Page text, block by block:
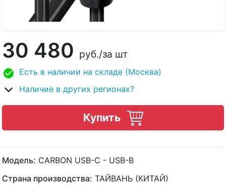
30 480 руб./за шт
Есть в наличии на складе (Москва)
Наличие в других регионах?
Купить
Модель: CARBON USB-C - USB-B
Страна производства: ТАЙВАНЬ (КИТАЙ)